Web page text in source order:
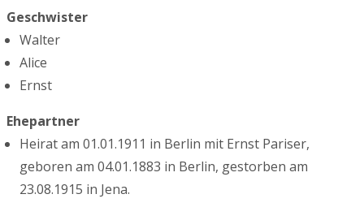
Geschwister
Walter
Alice
Ernst
Ehepartner
Heirat am 01.01.1911 in Berlin mit Ernst Pariser,
geboren am 04.01.1883 in Berlin, gestorben am
23.08.1915 in Jena.